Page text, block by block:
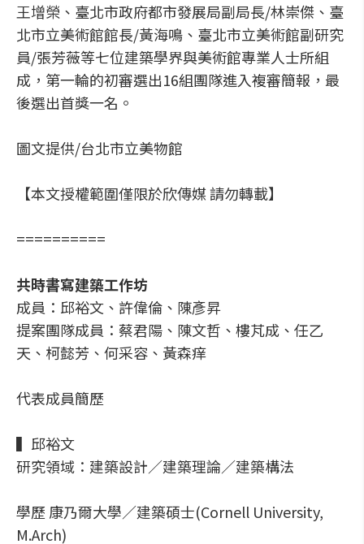
王增榮、臺北市政府都市發展局副局長/林崇傑、臺
北市立美術館館長/黃海鳴、臺北市立美術館副研究
員/張芳薇等七位建築學界與美術館專業人士所組
成，第一輪的初審選出16組團隊進入複審簡報，最
後選出首獎一名。
圖文提供/台北市立美物館
【本文授權範圍僅限於欣傳媒 請勿轉載】
==========
共時書寫建築工作坊
成員：邱裕文、許偉倫、陳彥昇
提案團隊成員：蔡君陽、陳文哲、樓芃成、任乙
天、柯懿芳、何采容、黃森痒
代表成員簡歷
▍邱裕文
研究領域：建築設計／建築理論／建築構法
學歷 康乃爾大學／建築碩士(Cornell University,
M.Arch)